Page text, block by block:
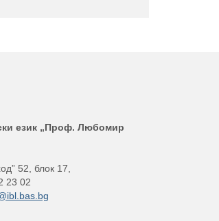
език „Проф. Любомир
52, блок 17,
23 02